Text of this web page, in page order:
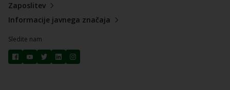
Zaposlitev
Informacije javnega značaja
Sledite nam